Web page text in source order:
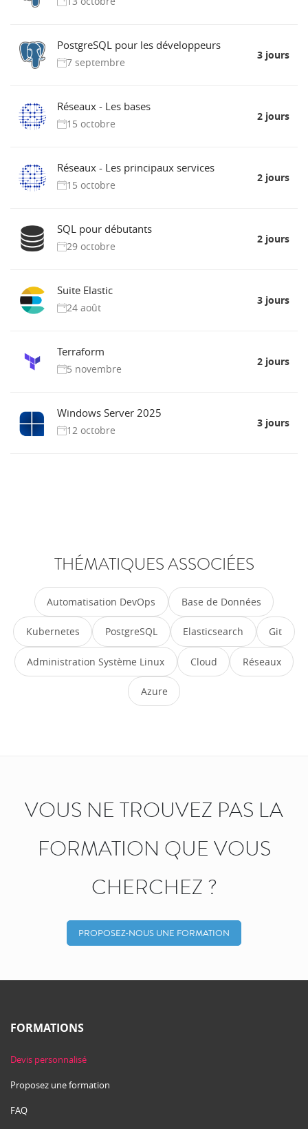
PostgreSQL pour les développeurs
7 septembre
3 jours
Réseaux - Les bases
15 octobre
2 jours
Réseaux - Les principaux services
15 octobre
2 jours
SQL pour débutants
29 octobre
2 jours
Suite Elastic
24 août
3 jours
Terraform
5 novembre
2 jours
Windows Server 2025
12 octobre
3 jours
THÉMATIQUES ASSOCIÉES
Automatisation DevOps Base de Données
Kubernetes PostgreSQL Elasticsearch Git
Administration Système Linux Cloud Réseaux
Azure
VOUS NE TROUVEZ PAS LA
FORMATION QUE VOUS
CHERCHEZ ?
PROPOSEZ-NOUS UNE FORMATION
FORMATIONS
Devis personnalisé
Proposez une formation
FAQ